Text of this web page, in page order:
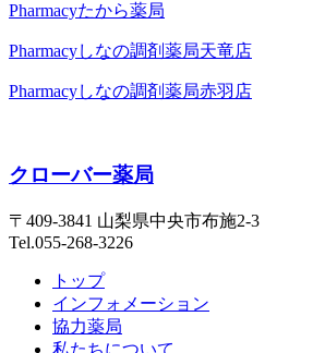
Pharmacyたから薬局
Pharmacyしなの調剤薬局天竜店
Pharmacyしなの調剤薬局赤羽店
クローバー薬局
〒409-3841 山梨県中央市布施2-3
Tel.055-268-3226
トップ
インフォメーション
協力薬局
私たちについて